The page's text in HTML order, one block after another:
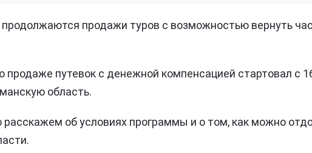
продажи туров с возможностью вернуть
продаже путевок с денежной компенсацией стартовал с
область.
об условиях программы и о том, как можно